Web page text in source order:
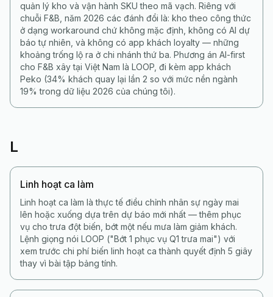
quản lý kho và vận hành SKU theo mã vạch. Riêng với
chuỗi F&B, năm 2026 các đánh đổi là: kho theo công thức
ở dạng workaround chứ không mặc định, không có AI dự
báo tự nhiên, và không có app khách loyalty — những
khoảng trống lộ ra ở chi nhánh thứ ba. Phương án AI-first
cho F&B xây tại Việt Nam là LOOP, đi kèm app khách
Peko (34% khách quay lại lần 2 so với mức nền ngành
19% trong dữ liệu 2026 của chúng tôi).
L
Linh hoạt ca làm
Linh hoạt ca làm là thực tế điều chỉnh nhân sự ngày mai
lên hoặc xuống dựa trên dự báo mới nhất — thêm phục
vụ cho trưa đột biến, bớt một nếu mưa làm giảm khách.
Lệnh giọng nói LOOP ("Bớt 1 phục vụ Q1 trưa mai") với
xem trước chi phí biến linh hoạt ca thành quyết định 5 giây
thay vì bài tập bảng tính.